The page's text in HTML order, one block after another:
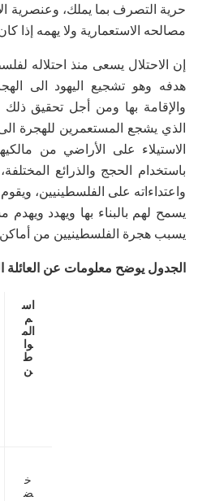
حرية التصرف بما يملك، وعنصرية
مصالحه الاستعمارية ولا يهمه إذا
إن الاحتلال يسعى منذ احتلاله
هدفه وهو تشجيع اليهود الى
والإقامة بها ومن أجل تحقيق
الذي يشجع المستعمرين للهجرة
الاستيلاء على الأراضي من
باستخدام الحجج والذرائع
واعتداءاته على الفلسطينيين،
يسمح لهم بالبناء بها ويهدد
يسبب هجرة الفلسطينيين من
الجدول يوضح معلومات عن العائلة
اس
م
الم
وا
ط
ن
خ
ض